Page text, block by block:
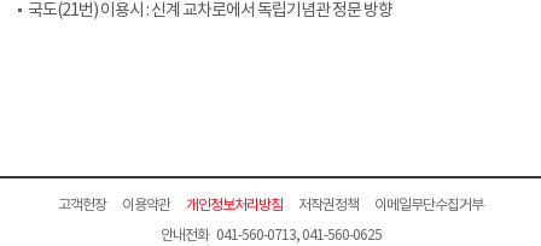
국도(21번) 이용시 : 신계 교차로에서 독립기념관 정문 방향
고객헌장 이용약관 개인정보처리방침 저작권정책
이메일무단수집거부
안내전화 041-560-0713, 041-560-0625